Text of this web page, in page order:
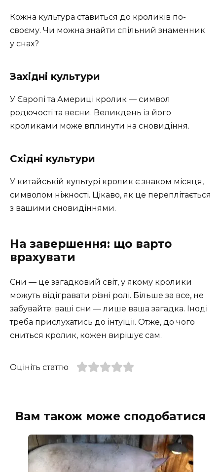
Кожна культура ставиться до кроликів по-
своєму. Чи можна знайти спільний знаменник
у снах?
Західні культури
У Європі та Америці кролик — символ
родючості та весни. Великдень із його
кроликами може вплинути на сновидіння.
Східні культури
У китайській культурі кролик є знаком місяця,
символом ніжності. Цікаво, як це переплітається
з вашими сновидіннями.
На завершення: що варто
врахувати
Сни — це загадковий світ, у якому кролики
можуть відігравати різні ролі. Більше за все, не
забувайте: ваші сни — лише ваша загадка. Іноді
треба прислухатись до інтуїції. Отже, до чого
сниться кролик, кожен вирішує сам.
Оцініть статтю
Вам також може сподобатися